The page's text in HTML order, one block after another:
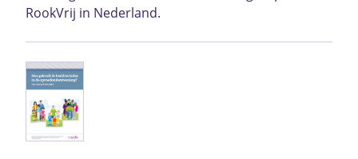
RookVrij in Nederland.